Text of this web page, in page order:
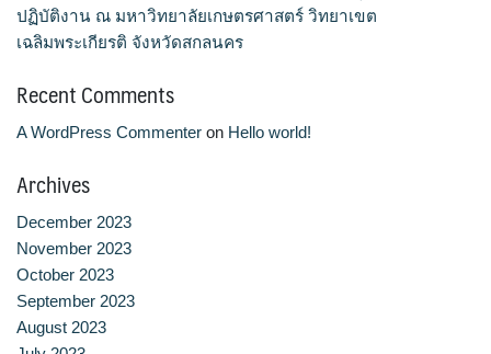
ปริญญาตรี
พันธมิตร
รวมเรื่องขนมไทย
รายงานผลการดำเนินงาน
วารสารวัฒนธรรมอาหารไทย
วีดีโอแนะนำ
ปฏิบัติงาน ณ มหาวิทยาลัยเกษตรศาสตร์ วิทยาเขต
เฉลิมพระเกียรติ จังหวัดสกลนคร
Recent Comments
A WordPress Commenter on Hello world!
Archives
December 2023
November 2023
October 2023
September 2023
August 2023